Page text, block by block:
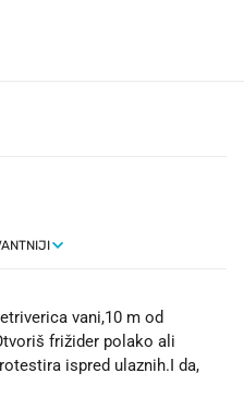
vani,10 m od
frižider polako ali
ispred ulaznih.I da,